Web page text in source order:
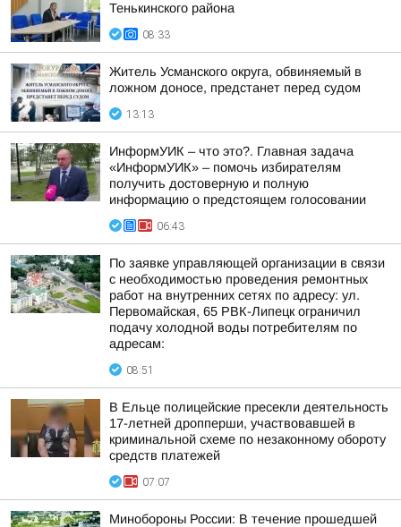
Тенькинского района
08:33
Житель Усманского округа, обвиняемый в
ложном доносе, предстанет перед судом
13:13
ИнформУИК – что это?. Главная задача
«ИнформУИК» – помочь избирателям
получить достоверную и полную
информацию о предстоящем голосовании
06:43
По заявке управляющей организации в связи
с необходимостью проведения ремонтных
работ на внутренних сетях по адресу: ул.
Первомайская, 65 РВК-Липецк ограничил
подачу холодной воды потребителям по
адресам:
08:51
В Ельце полицейские пресекли деятельность
17-летней дропперши, участвовавшей в
криминальной схеме по незаконному обороту
средств платежей
07:07
Минобороны России: В течение прошедшей